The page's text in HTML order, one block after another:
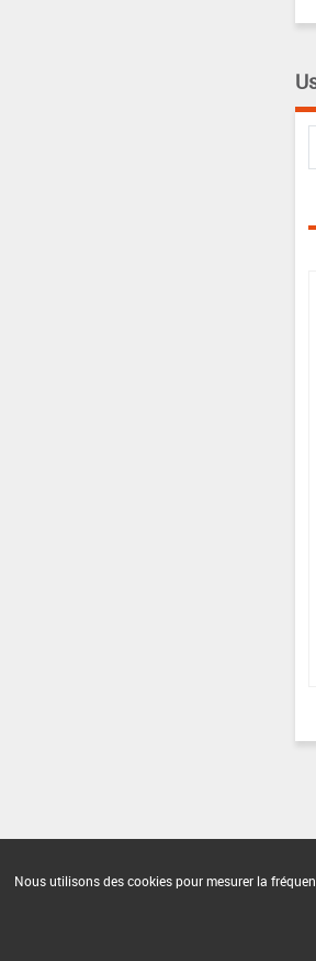
Nous utilisons des cookies pour mesurer la